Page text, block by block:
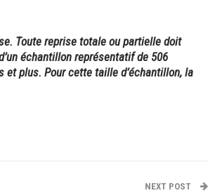
. Toute reprise totale oupartielle doit
échantillon représentatif de 506
plus. Pour cette taille d’échantillon, la
NEXT POST